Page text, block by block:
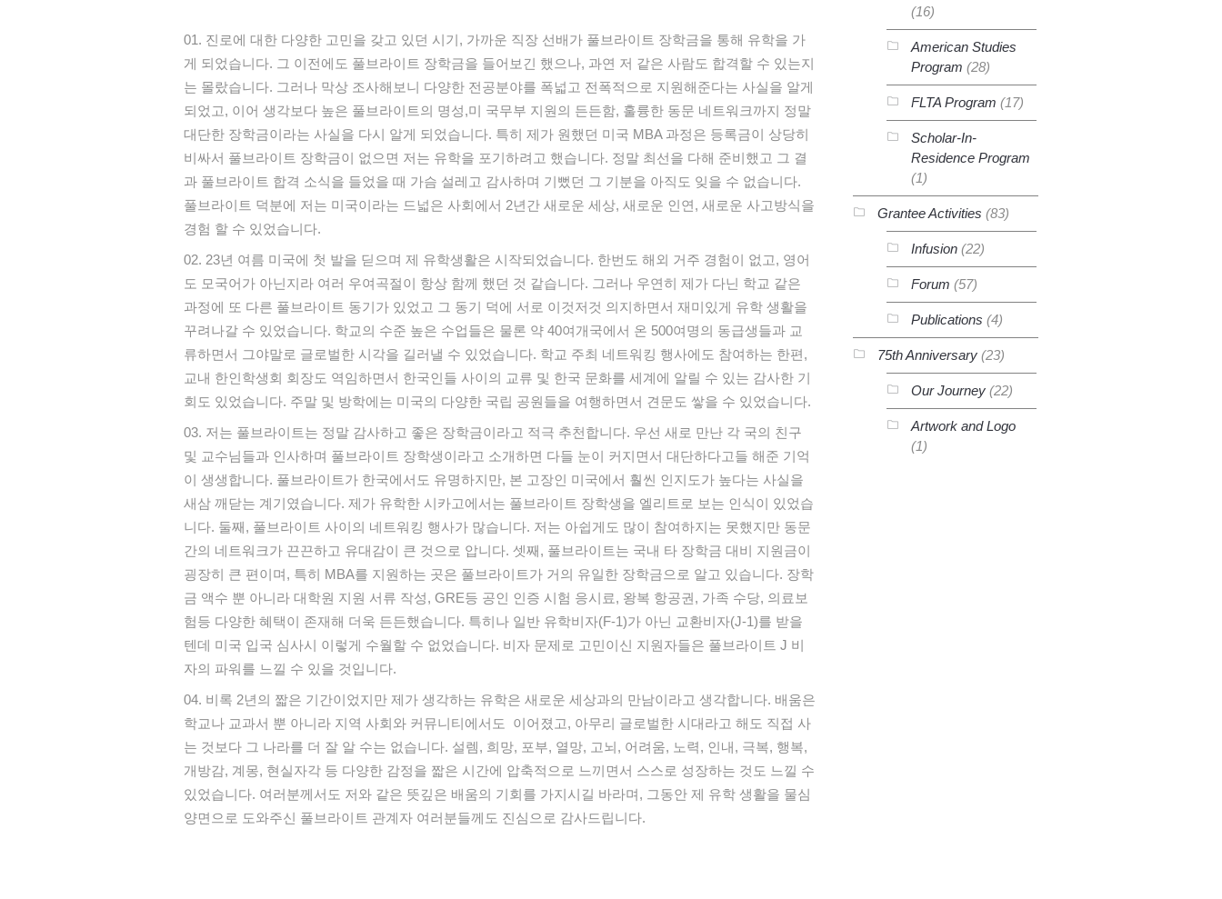
진로에 대한 다양한 고민을 갖고 있던 시기, 가까운 직장 선배가 풀브라이트 장학금을 통해 유학을 가
게 되었습니다. 그 이전에도 풀브라이트 장학금을 들어보긴 했으나, 과연 저 같은 사람도 합격할 수 있는지
는 몰랐습니다. 그러나 막상 조사해보니 다양한 전공분야를 폭넓고 전폭적으로 지원해준다는 사실을 알게
되었고, 이어 생각보다 높은 풀브라이트의 명성,미 국무부 지원의 든든함, 훌륭한 동문 네트워크까지 정말
대단한 장학금이라는 사실을 다시 알게 되었습니다. 특히 제가 원했던 미국 MBA 과정은 등록금이 상당히
비싸서 풀브라이트 장학금이 없으면 저는 유학을 포기하려고 했습니다. 정말 최선을 다해 준비했고 그 결
과 풀브라이트 합격 소식을 들었을 때 가슴 설레고 감사하며 기뻤던 그 기분을 아직도 잊을 수 없습니다.
풀브라이트 덕분에 저는 미국이라는 드넓은 사회에서 2년간 새로운 세상, 새로운 인연, 새로운 사고방식을
경험 할 수 있었습니다.
23년 여름 미국에 첫 발을 딛으며 제 유학생활은 시작되었습니다. 한번도 해외 거주 경험이 없고, 영어
도 모국어가 아닌지라 여러 우여곡절이 항상 함께 했던 것 같습니다. 그러나 우연히 제가 다닌 학교 같은
과정에 또 다른 풀브라이트 동기가 있었고 그 동기 덕에 서로 이것저것 의지하면서 재미있게 유학 생활을
꾸려나갈 수 있었습니다. 학교의 수준 높은 수업들은 물론 약40여개국에서 온 500여명의 동급생들과 교
류하면서 그야말로 글로벌한 시각을 길러낼 수 있었습니다. 학교 주최 네트워킹 행사에도 참여하는 한편,
교내 한인학생회 회장도 역임하면서 한국인들 사이의 교류 및 한국 문화를 세계에 알릴 수 있는 감사한 기
회도 있었습니다. 주말 및 방학에는 미국의 다양한 국립 공원들을 여행하면서 견문도 쌓을 수 있었습니다.
저는 풀브라이트는 정말 감사하고 좋은 장학금이라고 적극 추천합니다. 우선 새로 만난 각 국의 친구
및 교수님들과 인사하며 풀브라이트 장학생이라고 소개하면 다들 눈이 커지면서 대단하다고들 해준 기억
이 생생합니다. 풀브라이트가 한국에서도 유명하지만, 본 고장인 미국에서 훨씬 인지도가 높다는 사실을
새삼 깨닫는 계기였습니다. 제가 유학한 시카고에서는 풀브라이트 장학생을 엘리트로 보는 인식이 있었습
니다. 둘째, 풀브라이트 사이의 네트워킹 행사가 많습니다. 저는 아쉽게도 많이 참여하지는 못했지만 동문
간의 네트워크가 끈끈하고 유대감이 큰 것으로 압니다. 셋째, 풀브라이트는 국내 타 장학금 대비 지원금이
굉장히 큰 편이며, 특히 MBA를 지원하는 곳은 풀브라이트가 거의 유일한 장학금으로 알고 있습니다. 장학
금 액수 뿐 아니라 대학원 지원 서류 작성, GRE등 공인 인증 시험 응시료, 왕복 항공권, 가족 수당, 의료보
험등 다양한 혜택이 존재해 더욱 든든했습니다. 특히나 일반 유학비자(F-1)가 아닌 교환비자(J-1)를 받을
텐데 미국 입국 심사시 이렇게 수월할 수 없었습니다. 비자 문제로 고민이신 지원자들은 풀브라이트 J 비
자의 파워를 느낄 수 있을 것입니다.
비록 2년의 짧은 기간이었지만 제가 생각하는 유학은 새로운 세상과의 만남이라고 생각합니다. 배움은
학교나 교과서 뿐 아니라 지역 사회와 커뮤니티에서도 이어졌고, 아무리 글로벌한 시대라고 해도 직접 사
는 것보다 그 나라를 더 잘 알 수는 없습니다. 설렘, 희망, 포부, 열망, 고뇌, 어려움, 노력, 인내, 극복, 행복,
개방감, 계몽, 현실자각 등 다양한 감정을 짧은 시간에 압축적으로 느끼면서 스스로 성장하는 것도 느낄 수
있었습니다. 여러분께서도 저와 같은 뜻깊은 배움의 기회를 가지시길 바라며, 그동안 제 유학 생활을 물심
양면으로 도와주신 풀브라이트 관계자 여러분들께도 진심으로 감사드립니다.
(16)
American Studies
Program (28)
FLTA Program (17)
Scholar-In-
Residence Program
(1)
Grantee Activities (83)
Infusion(22)
Forum (57)
Publications (4)
75th Anniversary(23)
Our Journey(22)
Artwork and Logo
(1)